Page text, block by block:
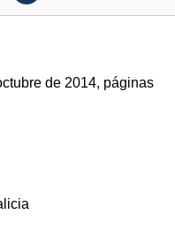
de 2014, páginas